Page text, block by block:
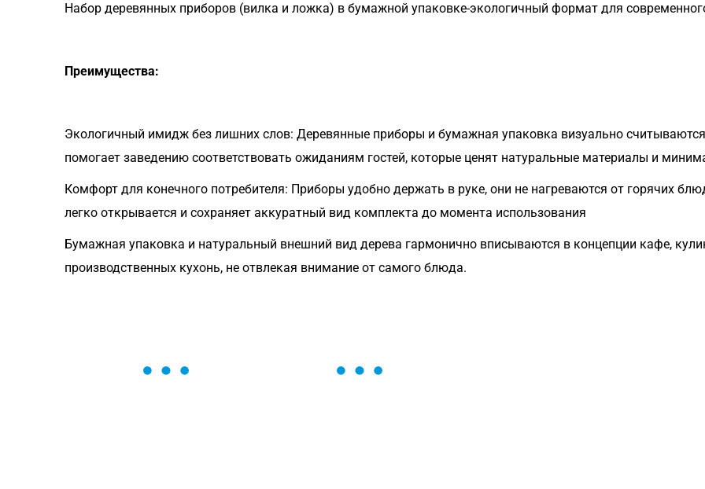
Набор деревянных приборов (вилка и ложка) в бумажной упаковке-экологичный формат для
Преимущества:
Экологичный имидж без лишних слов: Деревянные приборы и бумажная упаковка визуально
помогает заведению соответствовать ожиданиям гостей, которые ценят натуральные материалы и
Комфорт для конечного потребителя: Приборы удобно держать в руке, они не нагреваются от горячих
легко открывается и сохраняет аккуратный вид комплекта до момента использования
Бумажная упаковка и натуральный внешний вид дерева гармонично вписываются в концепции кафе,
производственных кухонь, не отвлекая внимание от самого блюда.